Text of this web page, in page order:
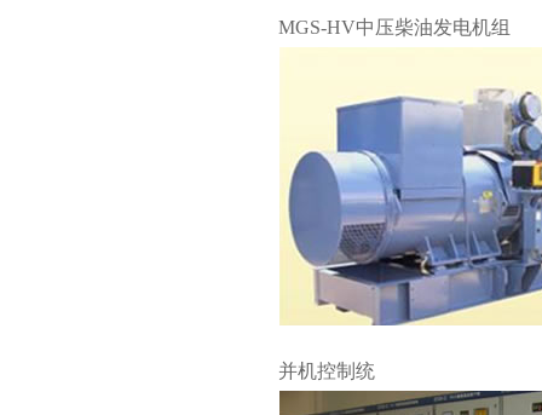
MGS-HV中压柴油发电机组
并机控制统